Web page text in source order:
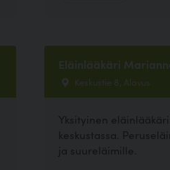
Eläinlääkäri
Keskustie 8, Alavus
Yksityinen
keskustassa.
ja suureläimille.